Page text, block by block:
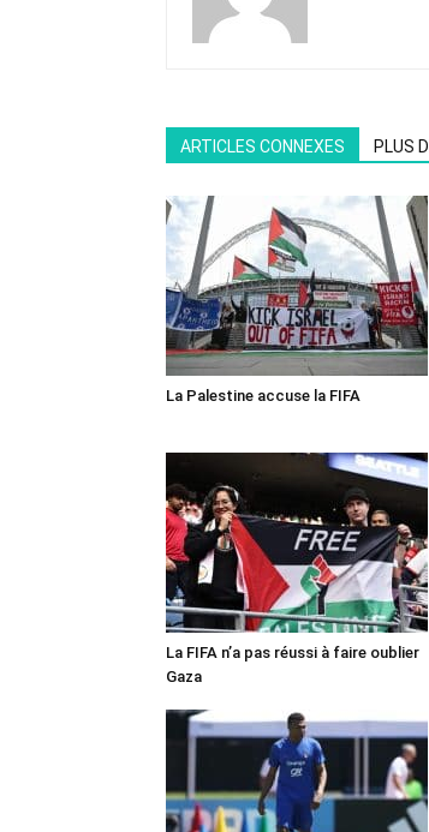
ARTICLES CONNEXES PLUS
La Palestine accuse la FIFA
La FIFA n’a pas réussi à faire oublier
Gaza